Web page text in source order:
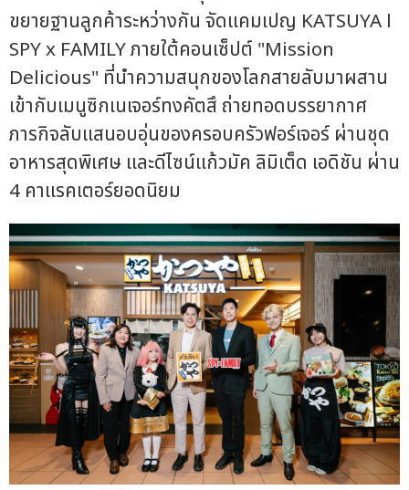
ขยายฐานลูกค้าระหว่างกัน จัดแคมเปญ KATSUYA l
SPY x FAMILY ภายใต้คอนเซ็ปต์ "Mission
Delicious" ที่นำความสนุกของโลกสายลับมาผสาน
เข้ากับเมนูซิกเนเจอร์ทงคัตสึ ถ่ายทอดบรรยากาศ
ภารกิจลับแสนอบอุ่นของครอบครัวฟอร์เจอร์ ผ่านชุด
อาหารสุดพิเศษ และดีไซน์แก้วมัค ลิมิเต็ด เอดิชัน ผ่าน
4 คาแรคเตอร์ยอดนิยม